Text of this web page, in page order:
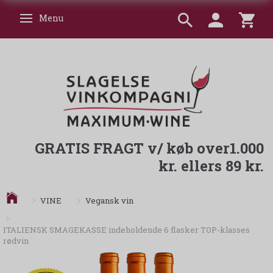
Skifte navigation
Menu
GRATIS FRAGT v/ køb over1.000
kr. ellers 89 kr.
VINE Vegansk vin
ITALIENSK SMAGEKASSE indeholdende 6 flasker TOP-klasses
rødvin